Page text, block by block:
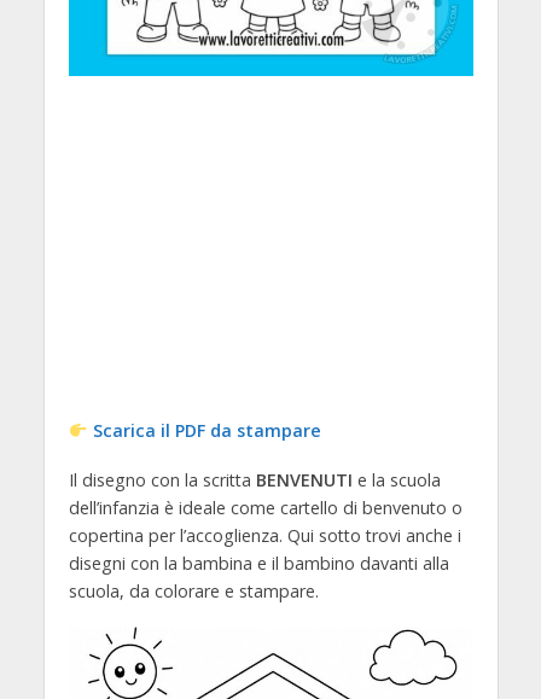
Scarica il PDF da stampare
Il disegno con la scritta BENVENUTI e la scuola
dell’infanzia è ideale come cartello di benvenuto o
copertina per l’accoglienza. Qui sotto trovi anche i
disegni con la bambina e il bambino davanti alla
scuola, da colorare e stampare.